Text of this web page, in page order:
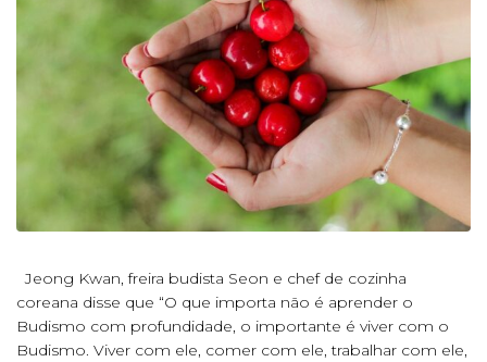
Jeong Kwan, freira budista Seon e chef de cozinha
coreana disse que “O que importa não é aprender o
Budismo com profundidade, o importante é viver com o
Budismo. Viver com ele, comer com ele, trabalhar com ele,